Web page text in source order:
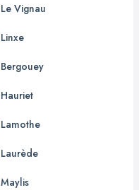
Le Vignau
Linxe
Bergouey
Hauriet
Lamothe
Laurède
Maylis